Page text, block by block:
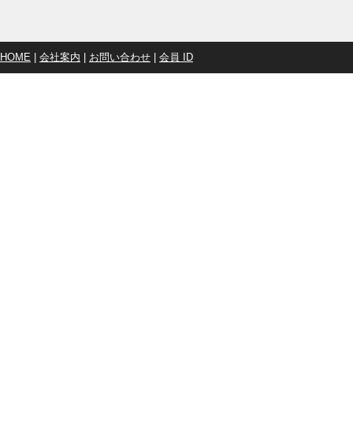
HOME 会社案内 お問い合わせ 会員 ID